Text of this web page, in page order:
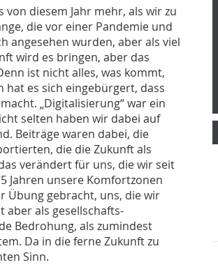
von diesem Jahr mehr, als wir zu
die vor einer Pandemie und
angesehen wurden, aber als viel
wird es bringen, aber das
ist nicht alles, was kommt,
hat es sich eingebürgert, dass
„Digitalisierung“ war ein
selten haben wir dabei auf
Beiträge waren dabei, die
die die Zukunft als
verändert für uns, die wir seit
Jahren unsere Komfortzonen
Übung gebracht, uns, die wir
aber als gesellschafts-
Bedrohung, als zumindest
Da in die ferne Zukunft zu
Sinn.